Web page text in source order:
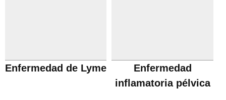
Enfermedad de Lyme
Enfermedad
inflamatoria pélvica